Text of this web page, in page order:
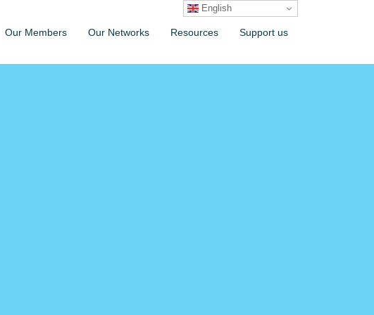
Our Members Our Networks Resources Support us
English